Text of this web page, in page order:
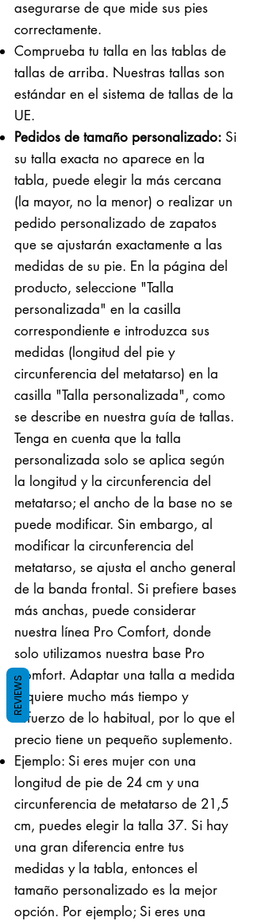
asegurarse de que mide sus pies
correctamente. ​​
Comprueba tu talla en las tablas de
tallas de arriba. Nuestras tallas son
estándar en el sistema de tallas de la
UE.
Pedidos de tamaño personalizado: Si
su talla exacta no aparece en la
tabla, puede elegir la más cercana
(la mayor, no la menor) o realizar un
pedido personalizado de zapatos
que se ajustarán exactamente a las
medidas de su pie. En la página del
producto, seleccione "Talla
personalizada" en la casilla
correspondiente e introduzca sus
medidas (longitud del pie y
circunferencia del metatarso) en la
casilla "Talla personalizada", como
se describe en nuestra guía de tallas.
Tenga en cuenta que la talla
personalizada solo se aplica según
la longitud y la circunferencia del
metatarso; el ancho de la base no se
puede modificar. Sin embargo, al
modificar la circunferencia del
metatarso, se ajusta el ancho general
de la banda frontal. Si prefiere bases
más anchas, puede considerar
nuestra línea Pro Comfort, donde
solo utilizamos nuestra base Pro
Comfort. Adaptar una talla a medida
requiere mucho más tiempo y
esfuerzo de lo habitual, por lo que el
precio tiene un pequeño suplemento.
Ejemplo: Si eres mujer con una
longitud de pie de 24 cm y una
circunferencia de metatarso de 21,5
cm, puedes elegir la talla 37. Si hay
una gran diferencia entre tus
medidas y la tabla, entonces el
tamaño personalizado es la mejor
opción. Por ejemplo; Si eres una
REVIEWS